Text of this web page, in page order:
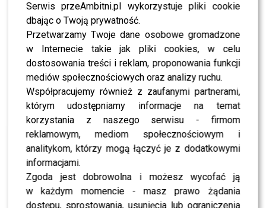
Serwis przeAmbitni.pl wykorzystuje pliki cookie
dbając o Twoją prywatność.
Przetwarzamy Twoje dane osobowe gromadzone
w Internecie takie jak pliki cookies, w celu
dostosowania treści i reklam, proponowania funkcji
mediów społecznościowych oraz analizy ruchu.
Współpracujemy również z zaufanymi partnerami,
którym udostępniamy informacje na temat
korzystania z naszego serwisu - firmom
reklamowym, mediom społecznościowym i
analitykom, którzy mogą łączyć je z dodatkowymi
informacjami.
Zgoda jest dobrowolna i możesz wycofać ją
w każdym momencie - masz prawo żądania
dostępu, sprostowania, usunięcia lub ograniczenia
Wielgosz, Anna Głogowska, Joanna Mrotek. Ryszard
Rembiszewski, Jacek Borkowski z rodziną, Karolina
Borkowska, Marcin Czyżewski, Maciek Florek, Patrycja
Pająk oraz ok. 200 innych osób, ciekawych działań
projektantów.
Sponsorzy i Partnerzy: Mercedes-Benz Warszawa, SI-
Siwik, Mercedes Club Mrągowo, Willa Prima, Black
Stone, Nessi, Bitru Fariel Design- Natalia Strzelecka,,
Heli-Pol, Weisberg, Bio Dermic, Szkoła Modelek i
Stylizacji ASF, PR Promotion Instytut, Centrum
Edukacyjne Żelazna, Kosmiczne Metamorfozy, Apis,
Timo i Dicca, Glejze.com, Cukiernia Kosmetyczna
Candy”Co, Tomasz Dyczewski.O fryzury modelek